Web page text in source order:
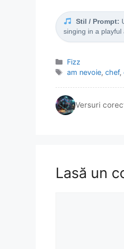
Stil / Prompt:
singing in a
Categorii
Fizz
Etichete
am nevoie,chef,
Versuri
Lasă un